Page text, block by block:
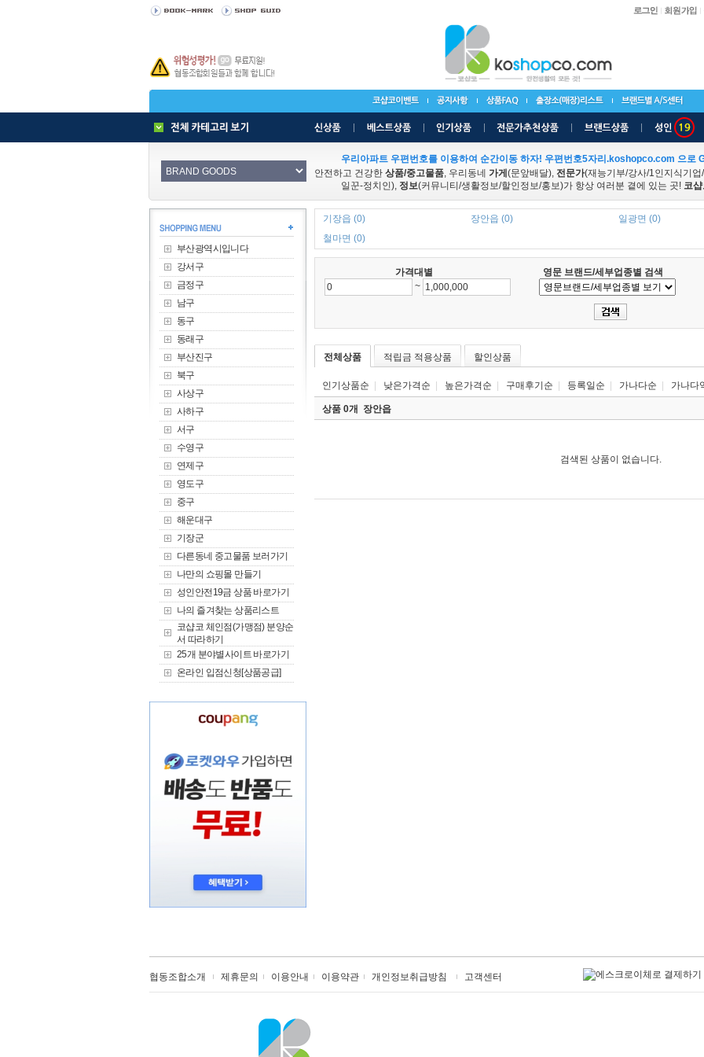
우리아파트 우편번호를 이용하여 순간이동 하자! 우편번호5자리.koshopco.com 으로
안전하고 건강한 상품/중고물품, 우리동네 가게 (문앞배달), 전문가(재능기부/강사/1인지식기업
일꾼-정치인), 정보(커뮤니티/생활정보/할인정보/홍보)가 항상 여러분 곁에 있는 곳! 코
부산광역시입니다
강서구
금정구
남구
동구
동래구
부산진구
북구
사상구
사하구
서구
수영구
연제구
영도구
중구
해운대구
기장군
다른동네 중고물품 보러가기
나만의 쇼핑몰 만들기
성인안전19금 상품 바로가기
나의 즐겨찾는 상품리스트
코샵코 체인점(가맹점) 분양순
서 따라하기
25개 분야별사이트 바로가기
온라인 입점신청[상품공급]
기장읍 (0) 장안읍 (0)
일광면 (0)
철마면 (0)
가격대별
영문 브랜드/세부업종별 검색
~
전체상품 적립금 적용상품 할인상품
인기상품순 낮은가격순 높은가격순 구매후기순 등록일순 가나다순 가나다
상품 0개 장안읍
검색된 상품이 없습니다.
협동조합소개 제휴문의 이용안내 이용약관 개인정보취급방침 고객센터